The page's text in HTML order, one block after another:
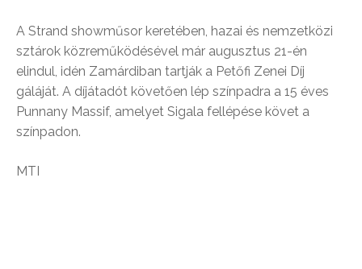
A Strand showműsor keretében, hazai és nemzetközi
sztárok közreműködésével már augusztus 21-én
elindul, idén Zamárdiban tartják a Petőfi Zenei Díj
gáláját. A díjátadót követően lép színpadra a 15 éves
Punnany Massif, amelyet Sigala fellépése követ a
színpadon.
MTI